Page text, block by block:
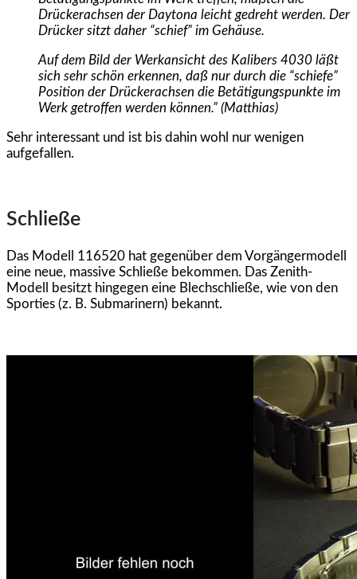
Drückerachsen der Daytona leicht gedreht werden. Der
Drücker sitzt daher “schief” im Gehäuse.
Auf dem Bild der Werkansicht des Kalibers 4030 läßt
sich sehr schön erkennen, daß nur durch die “schiefe”
Position der Drückerachsen die Betätigungspunkte im
Werk getroffen werden können.” (Matthias)
Sehr interessant und ist bis dahin wohl nur wenigen
aufgefallen.
Schließe
Das Modell 116520 hat gegenüber dem Vorgängermodell
eine neue, massive Schließe bekommen. Das Zenith-
Modell besitzt hingegen eine Blechschließe, wie von den
Sporties (z. B. Submarinern) bekannt.